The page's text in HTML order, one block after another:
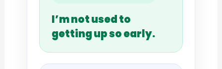
I’m not used to
getting up so early.